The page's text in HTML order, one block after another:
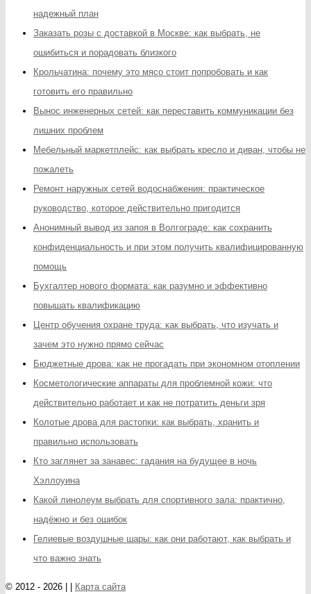
надежный план
Заказать розы с доставкой в Москве: как выбрать, не
ошибиться и порадовать близкого
Крольчатина: почему это мясо стоит попробовать и как
готовить его правильно
Вынос инженерных сетей: как переставить коммуникации без
лишних проблем
Мебельный маркетплейс: как выбрать кресло и диван, чтобы не
пожалеть
Ремонт наружных сетей водоснабжения: практическое
руководство, которое действительно пригодится
Анонимный вывод из запоя в Волгограде: как сохранить
конфиденциальность и при этом получить квалифицированную
помощь
Бухгалтер нового формата: как разумно и эффективно
повышать квалификацию
Центр обучения охране труда: как выбрать, что изучать и
зачем это нужно прямо сейчас
Бюджетные дрова: как не прогадать при экономном отоплении
Косметологические аппараты для проблемной кожи: что
действительно работает и как не потратить деньги зря
Колотые дрова для растопки: как выбрать, хранить и
правильно использовать
Кто заглянет за занавес: гадания на будущее в ночь
Хэллоуина
Какой линолеум выбрать для спортивного зала: практично,
надёжно и без ошибок
Гелиевые воздушные шары: как они работают, как выбрать и
что важно знать
© 2012 - 2026 | | Карта сайта